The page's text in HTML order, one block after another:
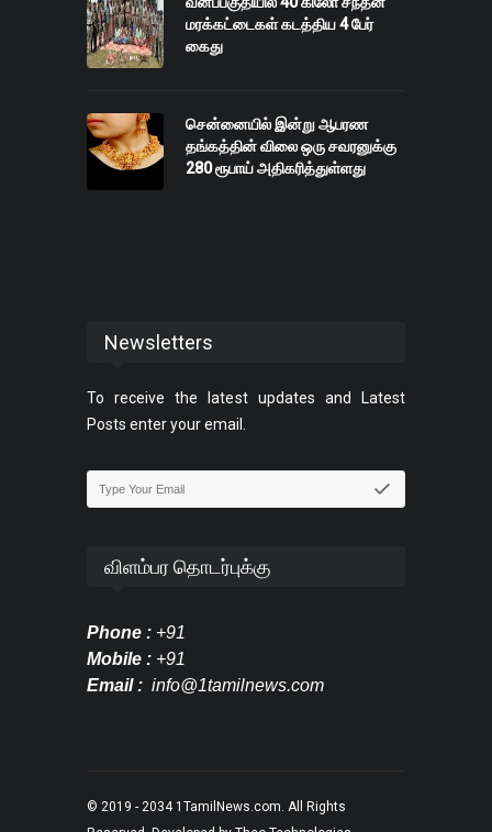
மரக்கட்டைகள் கடத்திய 4 பேர்
கைது
சென்னையில் இன்று ஆபரண
தங்கத்தின் விலை ஒரு சவரனுக்கு
280 ரூபாய் அதிகரித்துள்ளது
Newsletters
To receive the latest updates and Latest
Posts enter your email.
விளம்பர தொடர்புக்கு
Phone : +91
Mobile : +91
Email : info@1tamilnews.com
© 2019 - 2034 1TamilNews.com. All Rights